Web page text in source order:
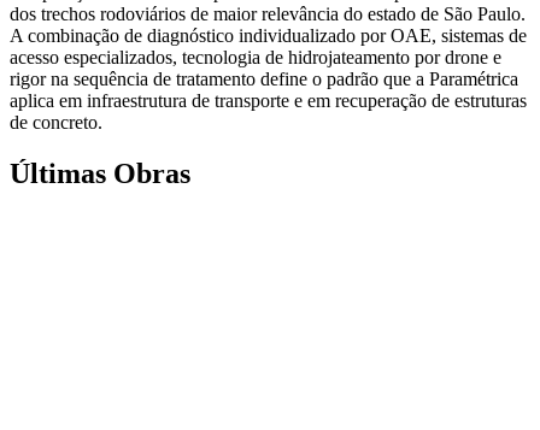
dos trechos rodoviários de maior relevância do estado de São Paulo.
A combinação de diagnóstico individualizado por OAE, sistemas de
acesso especializados, tecnologia de hidrojateamento por drone e
rigor na sequência de tratamento define o padrão que a Paramétrica
aplica em infraestrutura de transporte e em recuperação de estruturas
de concreto.
Últimas Obras